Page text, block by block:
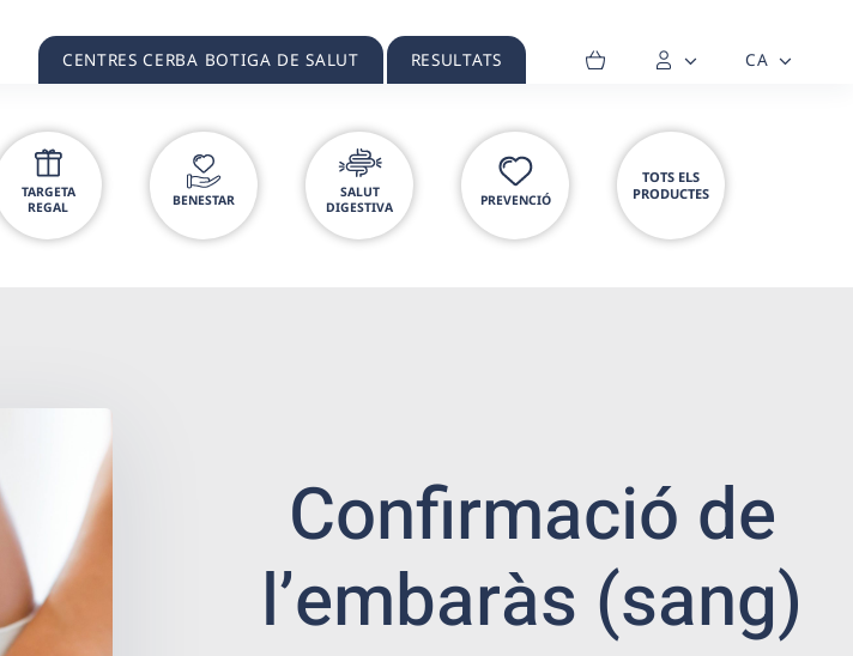
CENTRES CERBA BOTIGA DE SALUT RESULTATS CA
TARGETA
REGAL
BENESTAR
SALUT
DIGESTIVA
PREVENCIÓ
TOTS ELS
PRODUCTES
Confirmació de
l’embaràs (sang)